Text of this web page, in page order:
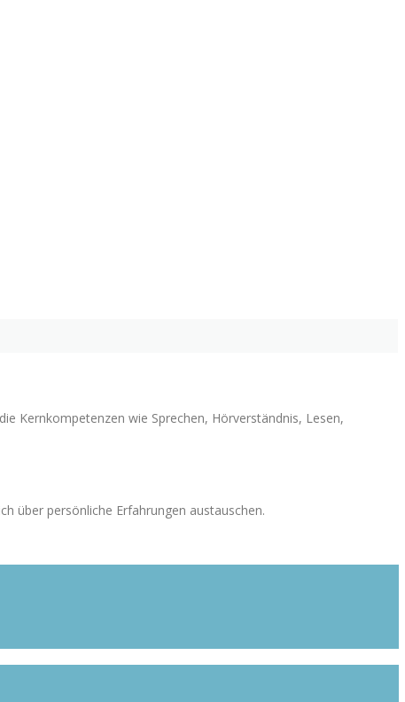
Kernkompetenzen wie Sprechen, Hörverständnis, Lesen,
über persönliche Erfahrungen austauschen.